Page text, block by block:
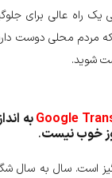
یک راه عالی برای
محلی دوست دارند
شوید.
Googleبه
خوب نیست.
است. سال به سال